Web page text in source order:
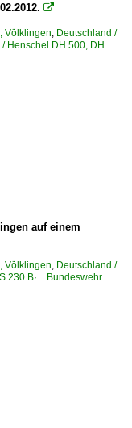

Völklingen Deutschland /
Henschel DH 500, DH
auf einem
Völklingen Deutschland /
230 B· Bundeswehr